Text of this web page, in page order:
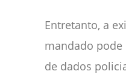
Entretanto, a
mandado pode
de dados